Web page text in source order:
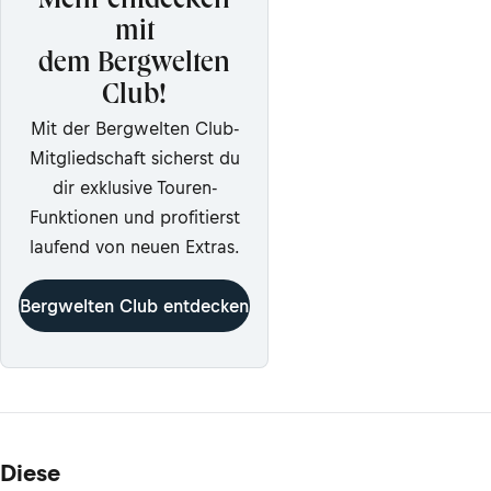
mit
dem Bergwelten
Club!
Mit der Bergwelten Club-
Mitgliedschaft sicherst du
dir exklusive Touren-
Funktionen und profitierst
laufend von neuen Extras.
Bergwelten Club entdecken
Diese